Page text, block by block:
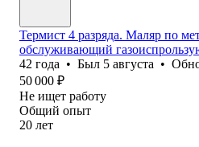
Термист 4 разряда. Маляр по
обслуживающий
42 года • Был 5 августа •
50 000 ₽
Не ищет работу
Общий опыт
20 лет